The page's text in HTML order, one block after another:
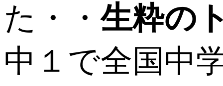
た・・生粋の
中１で全国中